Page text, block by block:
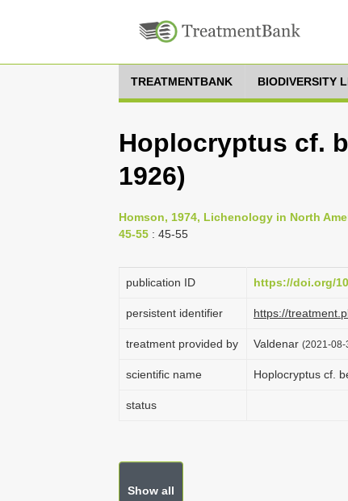
TREATMENTBANK BIODIVERSITY
Hoplocryptus cf.
1926)
Homson, 1974, Lichenology in North
45-55 : 45-55
publication ID https://doi.org/
persistent identifier https://
treatment provided by Valdenar (2021-08-
scientific name Hoplocryptus cf.
status
Show all